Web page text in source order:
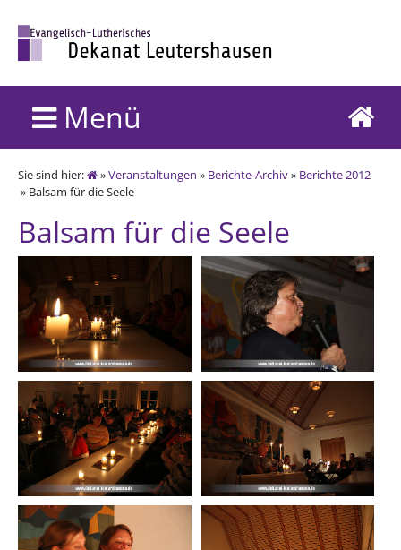
Menü
Sie sind hier: »Veranstaltungen » Berichte-Archiv» Berichte 2012
» Balsam für die Seele
Balsam für die Seele